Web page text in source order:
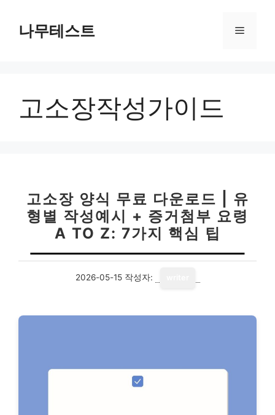
나무테스트 메
고소장작성가이드
고소장 양식 무료 다운로드 | 유
형별 작성예시 + 증거첨부 요령
A TO Z: 7가지 핵심 팁
2026-05-15 작성자: